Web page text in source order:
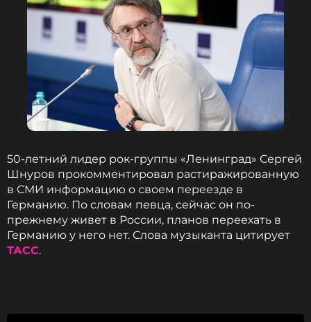
50-летний лидер рок-группы «Ленинград» Сергей
Шнуров прокомментировал растиражированную
в СМИ информацию о своем переезде в
Германию. По словам певца, сейчас он по-
прежнему живет в России, планов переехать в
Германию у него нет. Слова музыканта цитирует
ТАСС.